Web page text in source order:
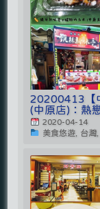
20200413【
(中原店)：熱
2020-04-14
美食悠遊, 台灣